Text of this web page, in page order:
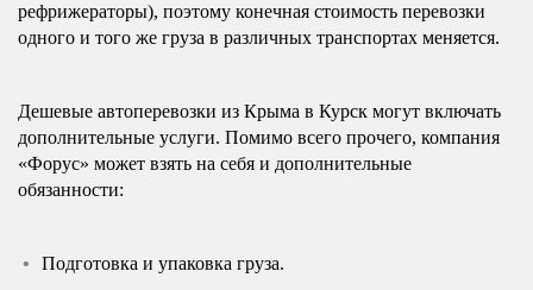
рефрижераторы), поэтому конечная стоимость перевозки
одного и того же груза в различных транспортах меняется.
Дешевые автоперевозки из Крыма в Курск могут включать
дополнительные услуги. Помимо всего прочего, компания
«Форус» может взять на себя и дополнительные
обязанности:
Подготовка и упаковка груза.